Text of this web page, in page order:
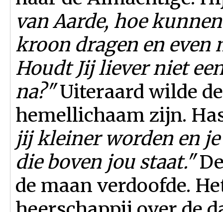
van Aarde, hoe
kroon dragen en even
Houdt Jij liever niet
na?"Uiteraard wilde
hemellichaam zijn.
jij kleiner worden en
die boven jou staat."
de maan verdoofde.